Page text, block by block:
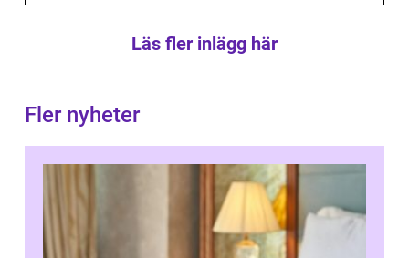
Läs fler inlägg här
Fler nyheter